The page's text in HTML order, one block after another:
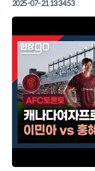
2025-07-21 13:34:53